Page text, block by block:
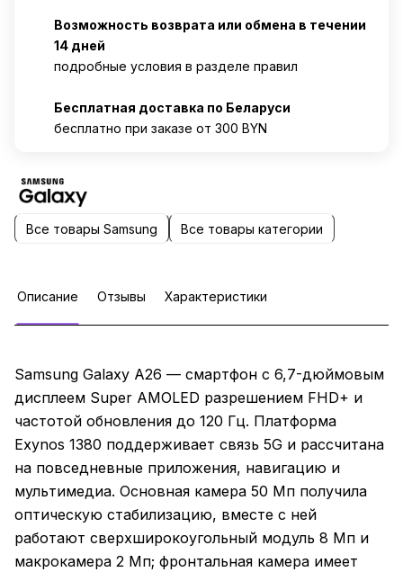
Возможность возврата или обмена в течении
14 дней
подробные условия в разделе правил
Бесплатная доставка по Беларуси
бесплатно при заказе от 300 BYN
Все товары Samsung Все товары категории
Описание Отзывы Характеристики
Samsung Galaxy A26 — смартфон с 6,7-дюймовым
дисплеем Super AMOLED разрешением FHD+ и
частотой обновления до 120 Гц. Платформа
Exynos 1380 поддерживает связь 5G и рассчитана
на повседневные приложения, навигацию и
мультимедиа. Основная камера 50 Мп получила
оптическую стабилизацию, вместе с ней
работают сверхширокоугольный модуль 8 Мп и
макрокамера 2 Мп; фронтальная камера имеет